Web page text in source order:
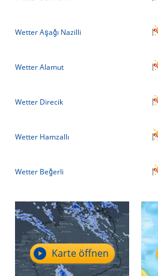
Wetter Aşağı Nazilli
Wetter Alamut
Wetter Direcik
Wetter Hamzallı
Wetter Beğerli
Karte öffnen